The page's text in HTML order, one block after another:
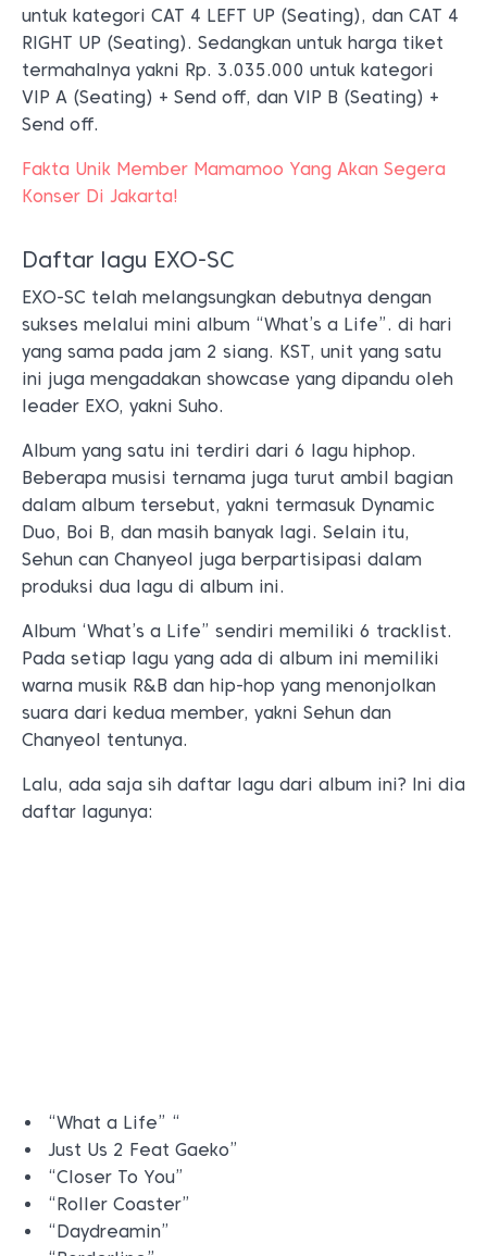
untuk kategori CAT 4 LEFT UP (Seating), dan CAT 4
RIGHT UP (Seating). Sedangkan untuk harga tiket
termahalnya yakni Rp. 3.035.000 untuk kategori
VIP A (Seating) + Send off, dan VIP B (Seating) +
Send off.
Fakta Unik Member Mamamoo Yang Akan Segera
Konser Di Jakarta!
Daftar lagu EXO-SC
EXO-SC telah melangsungkan debutnya dengan
sukses melalui mini album “What’s a Life”. di hari
yang sama pada jam 2 siang. KST, unit yang satu
ini juga mengadakan showcase yang dipandu oleh
leader EXO, yakni Suho.
Album yang satu ini terdiri dari 6 lagu hiphop.
Beberapa musisi ternama juga turut ambil bagian
dalam album tersebut, yakni termasuk Dynamic
Duo, Boi B, dan masih banyak lagi. Selain itu,
Sehun can Chanyeol juga berpartisipasi dalam
produksi dua lagu di album ini.
Album ‘What’s a Life” sendiri memiliki 6 tracklist.
Pada setiap lagu yang ada di album ini memiliki
warna musik R&B dan hip-hop yang menonjolkan
suara dari kedua member, yakni Sehun dan
Chanyeol tentunya.
Lalu, ada saja sih daftar lagu dari album ini? Ini dia
daftar lagunya:
“What a Life” “
Just Us 2 Feat Gaeko”
“Closer To You”
“Roller Coaster”
“Daydreamin”